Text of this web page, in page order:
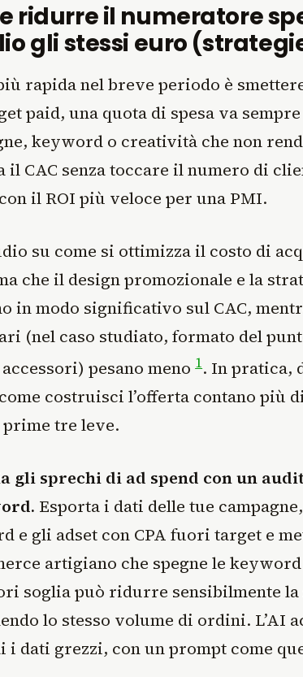
ridurre il numeratore
gli stessi euro
rapida nel breve periodo è
paid, una quota di spesa va
keyword o creatività che non
il CAC senza toccare il numero di
il ROI più veloce per una PMI.
su come si ottimizza il costo di
che il design promozionale e la
in modo significativo sul CAC,
(nel caso studiato, formato del
pesano meno1. In pratica,
costruisci l’offerta contano più
prime tre leve.
gli sprechi di ad spend con un
Esporta i dati delle tue
e gli adset con CPA fuori target e
artigiano che spegne le
soglia può ridurre sensibilmente la
lo stesso volume di ordini. L’AI
i dati grezzi, con un prompt come